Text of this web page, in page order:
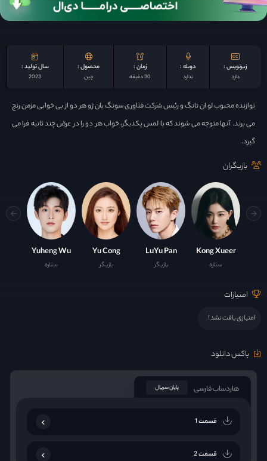
زیرنویس :
دارد
دوبله :
ندارد
زمان :
30 دقیقه
محصول :
چين
سال تولید :
2023
نوازنده محبوب لو ان تانگ و رئیس شرکت فناوری سونگ یان ژو هر دو از بی خوابی مزمن رنج
می برند. آنها متوجه می شوند که با لمس یکدیگر، خواب هر دو را در عرض چند ثانیه فرا می
گیرد.
بازیگران
Kong Xueer
ستاره
LuYu Pan
بازیگر
Yu Cong
بازیگر
Yuheng Wu
ستاره
امتیازات
امتیازی یافت نشد !
باکس دانلود
هاردساب فارسی پایان سریال
قسمت 1
قسمت 2